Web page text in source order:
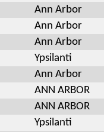
Ann Arbor
Ann Arbor
Ann Arbor
Ypsilanti
Ann Arbor
ANN ARBOR
ANN ARBOR
Ypsilanti